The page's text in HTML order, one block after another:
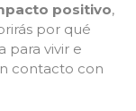
positivo,
por qué
para vivir e
contacto con